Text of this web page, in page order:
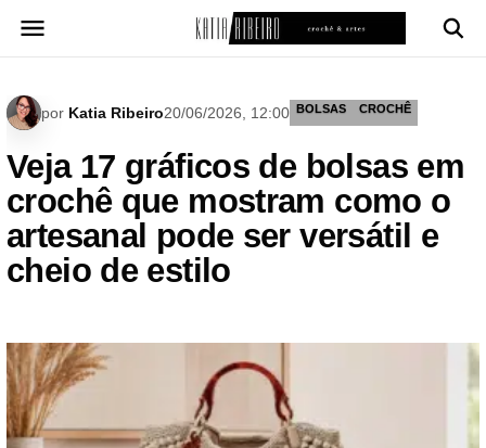
para
por Katia Ribeiro20/06/2026, 12:00 BOLSAS CROCHÊ
Veja 17 gráficos de bolsas em
crochê que mostram como o
artesanal pode ser versátil e
cheio de estilo